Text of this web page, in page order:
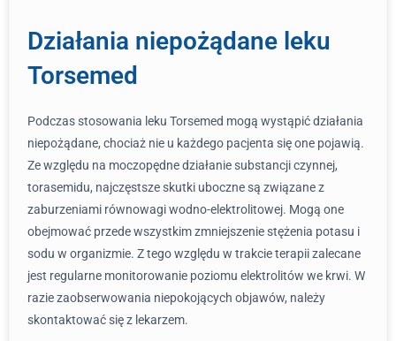
Działania niepożądane leku
Torsemed
Podczas stosowania leku Torsemed mogą wystąpić działania
niepożądane, chociaż nie u każdego pacjenta się one pojawią.
Ze względu na moczopędne działanie substancji czynnej,
torasemidu, najczęstsze skutki uboczne są związane z
zaburzeniami równowagi wodno-elektrolitowej. Mogą one
obejmować przede wszystkim zmniejszenie stężenia potasu i
sodu w organizmie. Z tego względu w trakcie terapii zalecane
jest regularne monitorowanie poziomu elektrolitów we krwi. W
razie zaobserwowania niepokojących objawów, należy
skontaktować się z lekarzem.